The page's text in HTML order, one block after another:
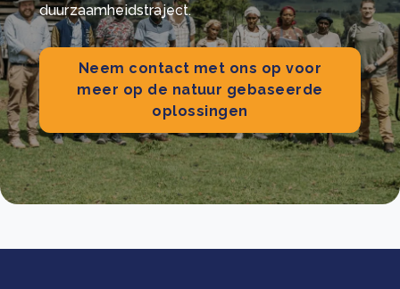
duurzaamheidstraject.
Neem contact met ons op voor
meer op de natuur gebaseerde
oplossingen